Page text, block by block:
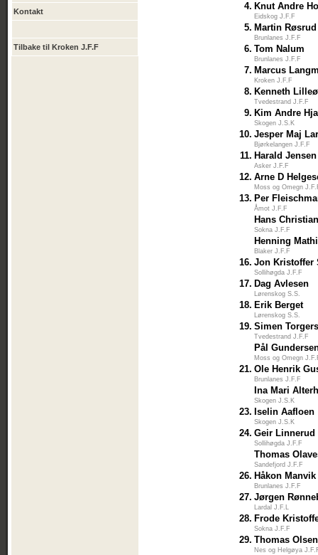
Kontakt
Tilbake til Kroken J.F.F
4. Knut Andre
Eidskog J.F.F
5. Martin
Brunlanes J.F.F
6. Tom Nalum
Brunlanes J.F.F
7. Marcus
Kroken J.F.F
8. Kenneth
Tvedestrand J.F.F
9. Kim Andre
Skogen J.S.K
10. Jesper Maj
Bjørkelangen J.F.F
11. Harald Jensen
Asker J.F.F
12. Arne D
Moss og Omegn
13. Per
Åmot J.F.F
Hans
Sokna J.F.F
Henning
Blaker J.F.F
16. Jon Kristoffer
Sollihøgda J.F.F
17. Dag Avlesen
Lørenskog S.S.
18. Erik Berget
Lørenskog S.S.
19. Simen
Tvedestrand J.F.F
Pål
Moss og Omegn
21. Ole Henrik
Brunlanes J.F.F
Ina Mari
Skogen J.S.K
23. Iselin Aafloen
Skogen J.S.K
24. Geir Linnerud
Sollihøgda J.F.F
Thomas
Sandefjord J.F.F
26. Håkon Manvik
Brunlanes J.F.F
27. Jørgen
Lardal J.F.L
28. Frode
Sokna J.F.F
29. Thomas Olsen
Nes og Helgøya